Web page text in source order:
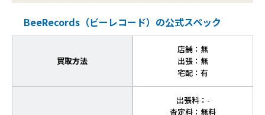
BeeRecords（ビーレコード）の公式スペック
買取方法
店舗：無
出張：無
宅配：有
出張料：-
査定料：無料